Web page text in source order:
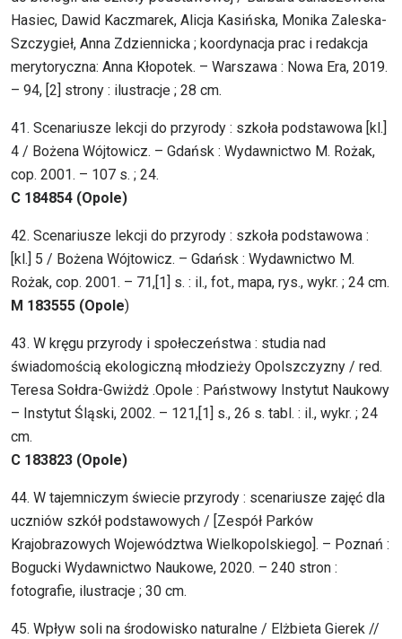
Hasiec, Dawid Kaczmarek, Alicja Kasińska, Monika Zaleska-
Szczygieł, Anna Zdziennicka ; koordynacja prac i redakcja
merytoryczna: Anna Kłopotek. – Warszawa : Nowa Era, 2019.
– 94, [2] strony : ilustracje ; 28 cm.
41. Scenariusze lekcji do przyrody : szkoła podstawowa [kl.]
4 / Bożena Wójtowicz. – Gdańsk : Wydawnictwo M. Rożak,
cop. 2001. – 107 s. ; 24.
C 184854 (Opole)
42. Scenariusze lekcji do przyrody : szkoła podstawowa :
[kl.] 5 / Bożena Wójtowicz. – Gdańsk : Wydawnictwo M.
Rożak, cop. 2001. – 71,[1] s. : il., fot., mapa, rys., wykr. ; 24 cm.
M 183555 (Opole)
43. W kręgu przyrody i społeczeństwa : studia nad
świadomością ekologiczną młodzieży Opolszczyzny / red.
Teresa Sołdra-Gwiżdż .Opole : Państwowy Instytut Naukowy
– Instytut Śląski, 2002. – 121,[1] s., 26 s. tabl. : il., wykr. ; 24
cm.
C 183823 (Opole)
44. W tajemniczym świecie przyrody : scenariusze zajęć dla
uczniów szkół podstawowych / [Zespół Parków
Krajobrazowych Województwa Wielkopolskiego]. – Poznań :
Bogucki Wydawnictwo Naukowe, 2020. – 240 stron :
fotografie, ilustracje ; 30 cm.
45. Wpływ soli na środowisko naturalne / Elżbieta Gierek //